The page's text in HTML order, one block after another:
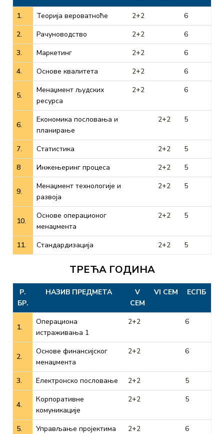
1. Теорија вероватноће 2+2
6
2.
Рачуноводство 2+2
6
3.
Маркетинг 2+2
6
4.
Основе квалитета 2+2 6
5.
Менаџмент људских
ресурса
2+2 6
6.
Економика пословања и
планирање
2+2 5
7. Статистика 2+2
5
8
Инжењеринг процеса 2+2 5
9.
Менаџмент технологије и
развоја
2+2 5
10.
Основе операционог
менаџмента
2+2 5
11. Стандардизација 2+2 5
ТРЕЋА ГОДИНА
Р.
БР.
НАЗИВ ПРЕДМЕТА
V
СЕМ
VI СЕМ ЕСПБ
1.
Операциона
истраживања 1
2+2 6
2.
Основе финансијског
менаџмента
2+2 6
3. Електронско пословање 2+2 5
4.
Корпоративне
комуникације
2+2 5
5. Управљање пројектима 2+2 6